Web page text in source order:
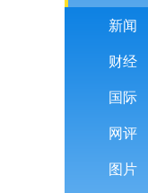
新闻
财经
国际
网评
图片